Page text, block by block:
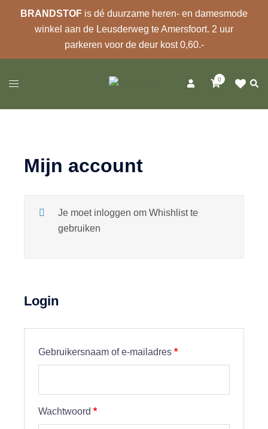
BRANDSTOF is dé duurzame heren- en damesmode
winkel aan de Leusderweg te Amersfoort. 2 uur
parkeren voor de deur kost 0,60.-
naar
inhoud
Toggle
0
Mijn account
Je moet inloggen om Whishlist te
gebruiken
Login
Gebruikersnaam of e-mailadres *Vereist
Wachtwoord *Vereist